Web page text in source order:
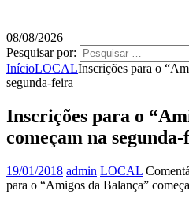
08/08/2026
Pesquisar por:
InícioLOCALInscrições para o
segunda-feira
Inscrições para o
começam na
19/01/2018 admin LOCAL
para o “Amigos da Balança”